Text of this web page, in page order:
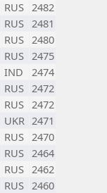
RUS 2482
RUS 2481
RUS 2480
RUS 2475
IND
2474
RUS 2472
RUS 2472
UKR 2471
RUS 2470
RUS 2464
RUS 2462
RUS 2460